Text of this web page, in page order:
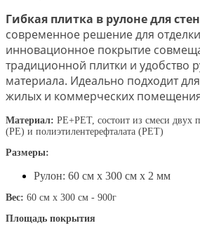
Гибкая плитка в рулоне для стен
современное решение для
инновационное покрытие
традиционной плитки и удобство
материала. Идеально подходит
жилых и коммерческих
Материал: PE+PET, состоит из смеси двух
(PE) и полиэтилентерефталата (PET)
Размеры:
Рулон: 60 см х 300 см х 2 мм
Вес: 60 см х 300 см - 900г
Площадь покрытия